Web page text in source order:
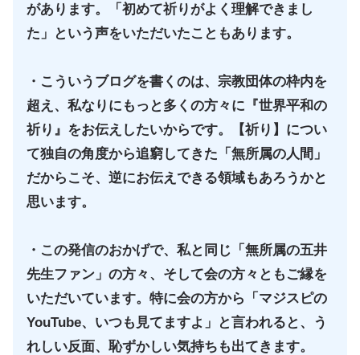
があります。「初めて祈りがよく理解できまし
た」という声をいただいたこともあります。
・こういうブログを書くのは、宗教団体の枠内を
超え、私なりにもっと多くの方々に『世界平和の
祈り』をお伝えしたいからです。【祈り】につい
て独自の角度から追窮してきた 「無所属の人間」
だからこそ、逆にお伝えできる領域もあろうかと
思います。
・この発信のおかげで、私と同じ「無所属の五井
先生ファン」の方々、そして会の方々ともご縁を
いただいています。特に会の方から「マジスピの
YouTube、いつも見てますよ」と言われると、う
れしい反面、恥ずかしい気持ちも出てきます。